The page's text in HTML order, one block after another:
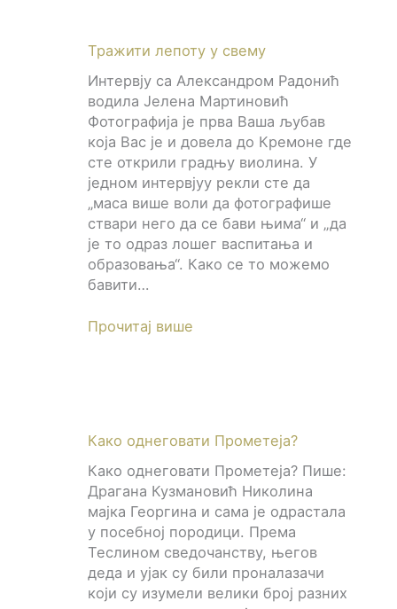
Тражити лепоту у свему
Интервју са Александром Радонић
водила Јелена Мартиновић
Фотографија је прва Ваша љубав
која Вас је и довела до Кремоне где
сте открили градњу виолина. У
једном интервјуу рекли сте да
„маса више воли да фотографише
ствари него да се бави њима“ и „да
је то одраз лошег васпитања и
образовања“. Како се то можемо
бавити…
Прочитај више
Како однеговати Прометеја?
Како однеговати Прометеја? Пише:
Драгана Кузмановић Николина
мајка Георгина и сама је одрастала
у посебној породици. Према
Теслином сведочанству, његов
деда и ујак су били проналазачи
који су изумели велики број разних